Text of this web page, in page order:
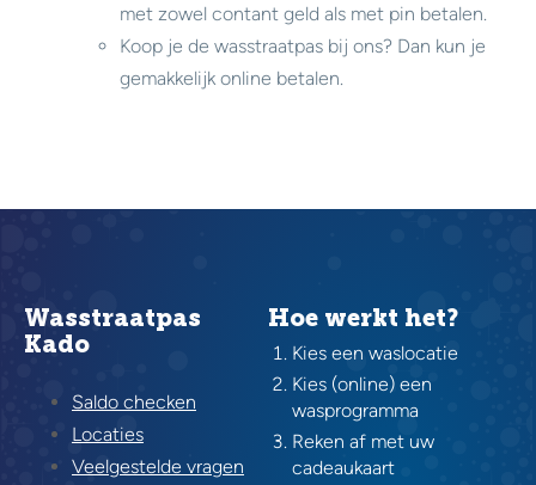
met zowel contant geld als met pin betalen.
Koop je de wasstraatpas bij ons? Dan kun je
gemakkelijk online betalen.
Wasstraatpas
Kado
Saldo checken
Locaties
Veelgestelde vragen
Hoe werkt het?
Kies een waslocatie
Kies (online) een
wasprogramma
Reken af met uw
cadeaukaart